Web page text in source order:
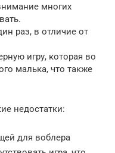
многих
раз, в отличие от
игру, которая во
малька, что также
недостатки:
для воблера